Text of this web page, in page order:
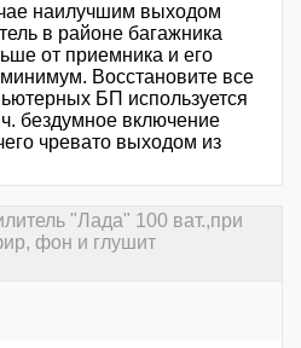
наилучшим выходом
в районе багажника
от приемника и его
Восстановите все
БП используется
бездумное включение
чревато выходом из
"Лада" 100 ват.,при
фон и глушит